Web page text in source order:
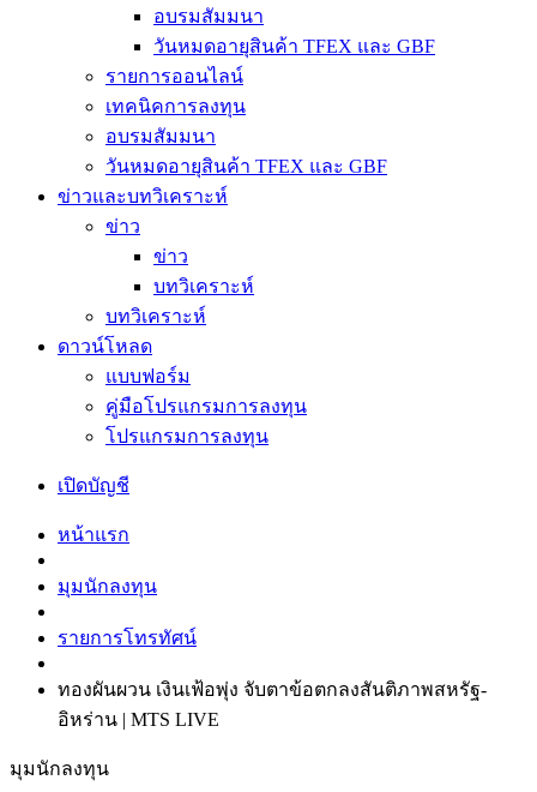
อบรมสัมมนา
วันหมดอายุสินค้า TFEX และ GBF
รายการออนไลน์
เทคนิคการลงทุน
อบรมสัมมนา
วันหมดอายุสินค้า TFEX และ GBF
ข่าวและบทวิเคราะห์
ข่าว
ข่าว
บทวิเคราะห์
บทวิเคราะห์
ดาวน์โหลด
แบบฟอร์ม
คู่มือโปรแกรมการลงทุน
โปรแกรมการลงทุน
เปิดบัญชี
หน้าแรก
มุมนักลงทุน
รายการโทรทัศน์
ทองผันผวน เงินเฟ้อพุ่ง จับตาข้อตกลงสันติภาพสหรัฐ-
อิหร่าน | MTS LIVE
มุมนักลงทุน